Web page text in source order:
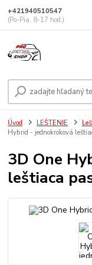
+421940510547
(Po-Pia, 8-17 hod.)
Úvod LEŠTENIE
Hybrid - jednokroková
3D One
leštiaca